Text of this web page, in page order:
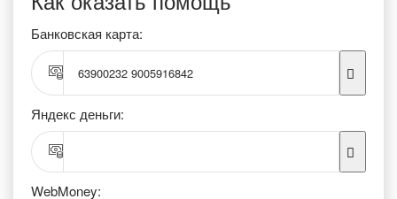
Банковская карта:
63900232 9005916842
Яндекс деньги:
WebMoney: